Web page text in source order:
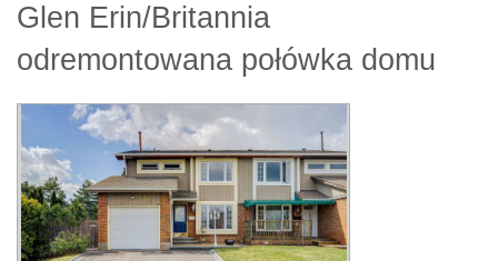
Glen Erin/Britannia
odremontowana połówka domu